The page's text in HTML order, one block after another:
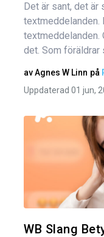
Det är sant, det är
textmeddelanden.
textmeddelanden.
det. Som föräldrar
avAgnes W Linn på
Uppdaterad 01 jun,
WB Slang